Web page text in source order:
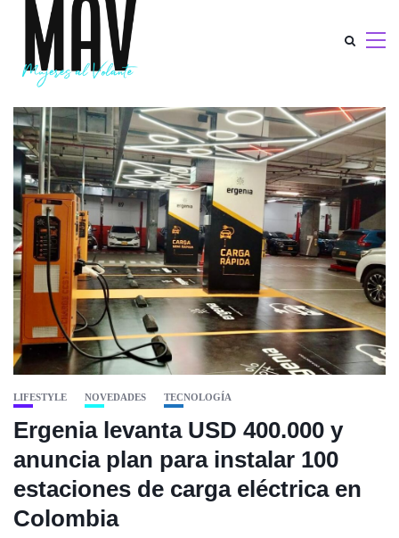
LIFESTYLE NOVEDADES TECNOLOGÍA
Ergenia levanta USD 400.000 y
anuncia plan para instalar 100
estaciones de carga eléctrica en
Colombia